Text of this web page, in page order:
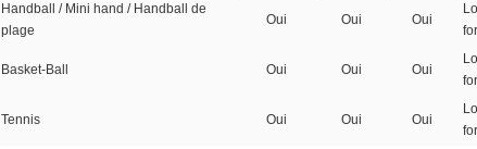
Handball / Mini hand / Handball de
plage
Oui Oui Oui
Basket-Ball Oui Oui Oui
Tennis Oui Oui Oui